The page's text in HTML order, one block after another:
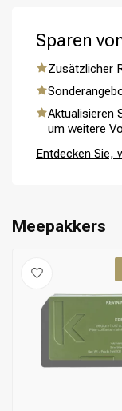
Frisur.
Sparen
Zusätzlicher
Aktualisieren
um weitere
Entdecken Sie,
Meepakkers